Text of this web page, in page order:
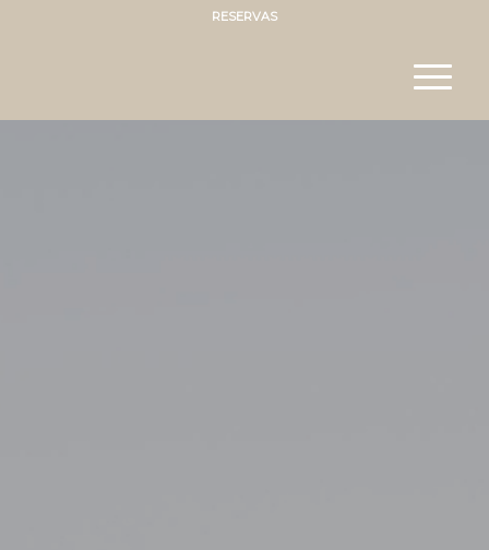
RESERVAS